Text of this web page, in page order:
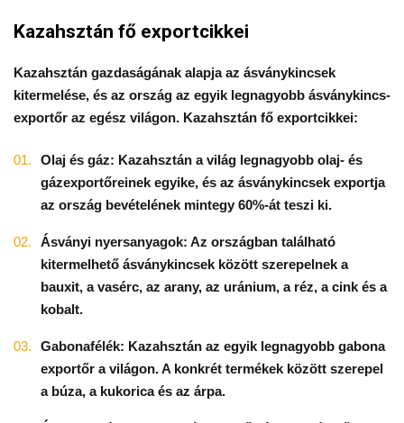
Kazahsztán fő exportcikkei
Kazahsztán gazdaságának alapja az ásványkincsek
kitermelése, és az ország az egyik legnagyobb ásványkincs-
exportőr az egész világon. Kazahsztán fő exportcikkei:
Olaj és gáz: Kazahsztán a világ legnagyobb olaj- és
gázexportőreinek egyike, és az ásványkincsek exportja
az ország bevételének mintegy 60%-át teszi ki.
Ásványi nyersanyagok: Az országban található
kitermelhető ásványkincsek között szerepelnek a
bauxit, a vasérc, az arany, az uránium, a réz, a cink és a
kobalt.
Gabonafélék: Kazahsztán az egyik legnagyobb gabona
exportőr a világon. A konkrét termékek között szerepel
a búza, a kukorica és az árpa.